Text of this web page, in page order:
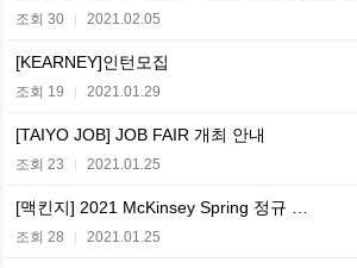
조회 30 | 2021.02.05
[KEARNEY]인턴모집
조회 19 | 2021.01.29
[TAIYO JOB] JOB FAIR 개최 안내
조회 23 | 2021.01.25
[맥킨지] 2021 McKinsey Spring 정규 …
조회 28 | 2021.01.25